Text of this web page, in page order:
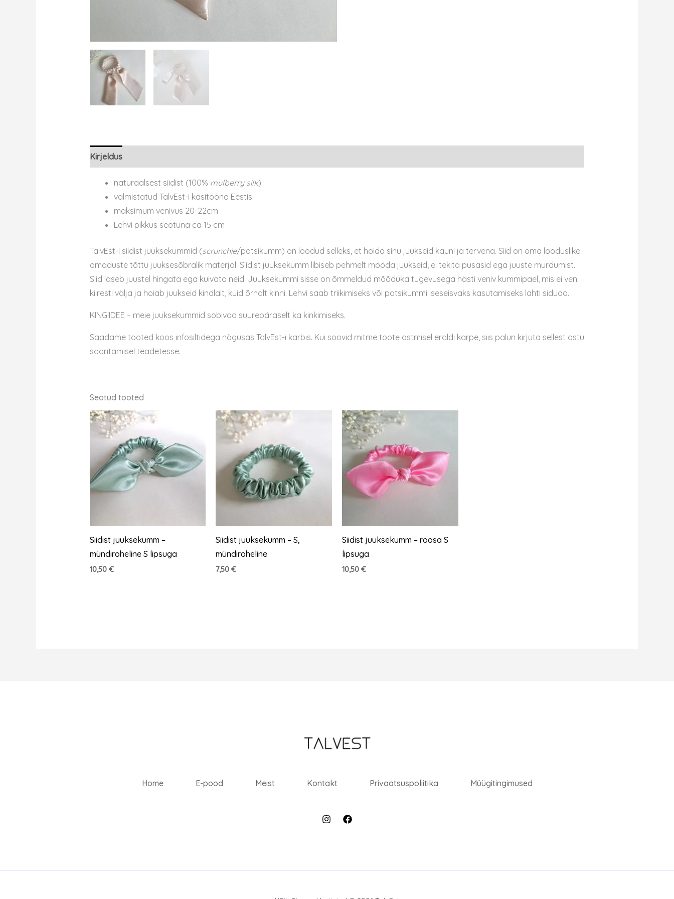
Kirjeldus
naturaalsest siidist (100% mulberry silk)
valmistatud TalvEst-i käsitööna Eestis
maksimum venivus 20-22cm
Lehvi pikkus seotuna ca 15 cm
TalvEst-i siidist juuksekummid (scrunchie/patsikumm) on loodud selleks, et hoida sinu juukseid kauni ja tervena. Siid on oma looduslike
omaduste tõttu juuksesõbralik materjal. Siidist juuksekumm libiseb pehmelt mööda juukseid, ei tekita pusasid ega juuste murdumist.
Siid laseb juustel hingata ega kuivata neid. Juuksekummi sisse on õmmeldud mõõduka tugevusega hästi veniv kummipael, mis ei veni
kiiresti välja ja hoiab juukseid kindlalt, kuid õrnalt kinni. Lehvi saab triikimiseks või patsikummi iseseisvaks kasutamiseks lahti siduda.
KINGIIDEE – meie juuksekummid sobivad suurepäraselt ka kinkimiseks.
Saadame tooted koos infosiltidega nägusas TalvEst-i karbis. Kui soovid mitme toote ostmisel eraldi karpe, siis palun kirjuta sellest ostu
sooritamisel teadetesse.
Seotud tooted
Siidist juuksekumm –
mündiroheline S lipsuga
10,50 €
Siidist juuksekumm – S,
mündiroheline
7,50€
Siidist juuksekumm – roosa S
lipsuga
10,50 €
Home E-pood Meist Kontakt Privaatsuspoliitika Müügitingimused